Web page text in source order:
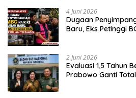
4 Juni 2026
Dugaan
Baru, Eks Petinggi
2 Juni 2026
Evaluasi 1,5 Tahun
Prabowo Ganti